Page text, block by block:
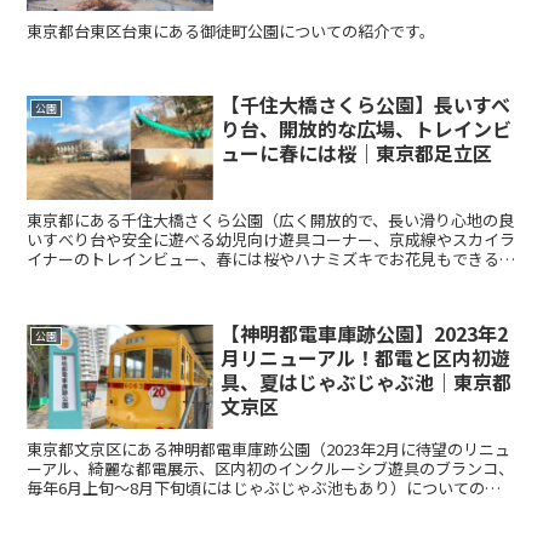
東京都台東区台東にある御徒町公園についての紹介です。
公園
【千住大橋さくら公園】長いすべ
り台、開放的な広場、トレインビ
ューに春には桜｜東京都足立区
東京都にある千住大橋さくら公園（広く開放的で、長い滑り心地の良
いすべり台や安全に遊べる幼児向け遊具コーナー、京成線やスカイラ
イナーのトレインビュー、春には桜やハナミズキでお花見もできる）
公園
【神明都電車庫跡公園】2023年2
月リニューアル！都電と区内初遊
具、夏はじゃぶじゃぶ池｜東京都
文京区
東京都文京区にある神明都電車庫跡公園（2023年2月に待望のリニュ
ーアル、綺麗な都電展示、区内初のインクルーシブ遊具のブランコ、
毎年6月上旬～8月下旬頃にはじゃぶじゃぶ池もあり）についての紹